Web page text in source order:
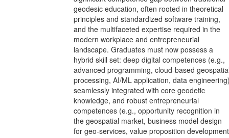
geodesic education, often rooted in theoretical
principles and standardized software training,
and the multifaceted expertise required in the
modern workplace and entrepreneurial
landscape. Graduates must now possess a
hybrid skill set: deep digital competences (e.g.,
advanced programming, cloud-based
processing, AI/ML application, data
seamlessly integrated with core geodetic
knowledge, and robust entrepreneurial
competences (e.g., opportunity recognition in
the geospatial market, business model design
for geo-services, value proposition